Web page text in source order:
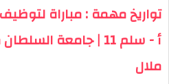
تواريخ مهمة : مباراة
أ - سلم 11 | جامعة
ملال